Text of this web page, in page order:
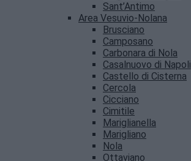
Sant’Antimo
Area Vesuvio-Nolana
Brusciano
Camposano
Carbonara di Nola
Casalnuovo di Napoli
Castello di Cisterna
Cercola
Cicciano
Cimitile
Mariglianella
Marigliano
Nola
Ottaviano